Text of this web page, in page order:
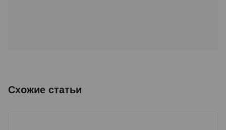
Схожие статьи